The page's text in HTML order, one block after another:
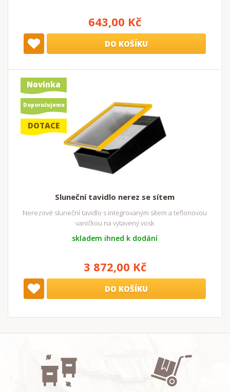
643,00 Kč
DO KOŠÍKU
Novinka
Doporučujeme
DOTACE
Sluneční tavidlo nerez se sítem
Nerezové sluneční tavidlo s integrovaným sítem a teflonovou
vaničkou na vytavený vosk
skladem ihned k dodání
3 872,00 Kč
DO KOŠÍKU